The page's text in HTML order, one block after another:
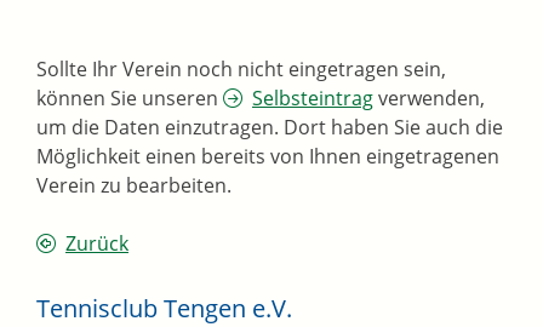
Sollte Ihr Verein noch nicht eingetragen sein,
können Sie unseren
Selbsteintragverwenden,
um die Daten einzutragen. Dort haben Sie auch die
Möglichkeit einen bereits von Ihnen eingetragenen
Verein zu bearbeiten.
Zurück
Tennisclub Tengen e.V.